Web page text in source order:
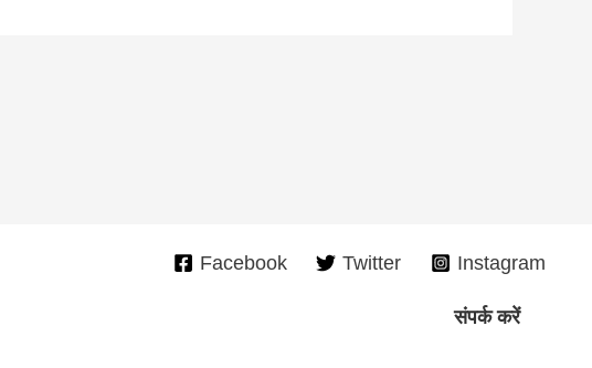
Facebook Twitter Instagram
संपर्क करें